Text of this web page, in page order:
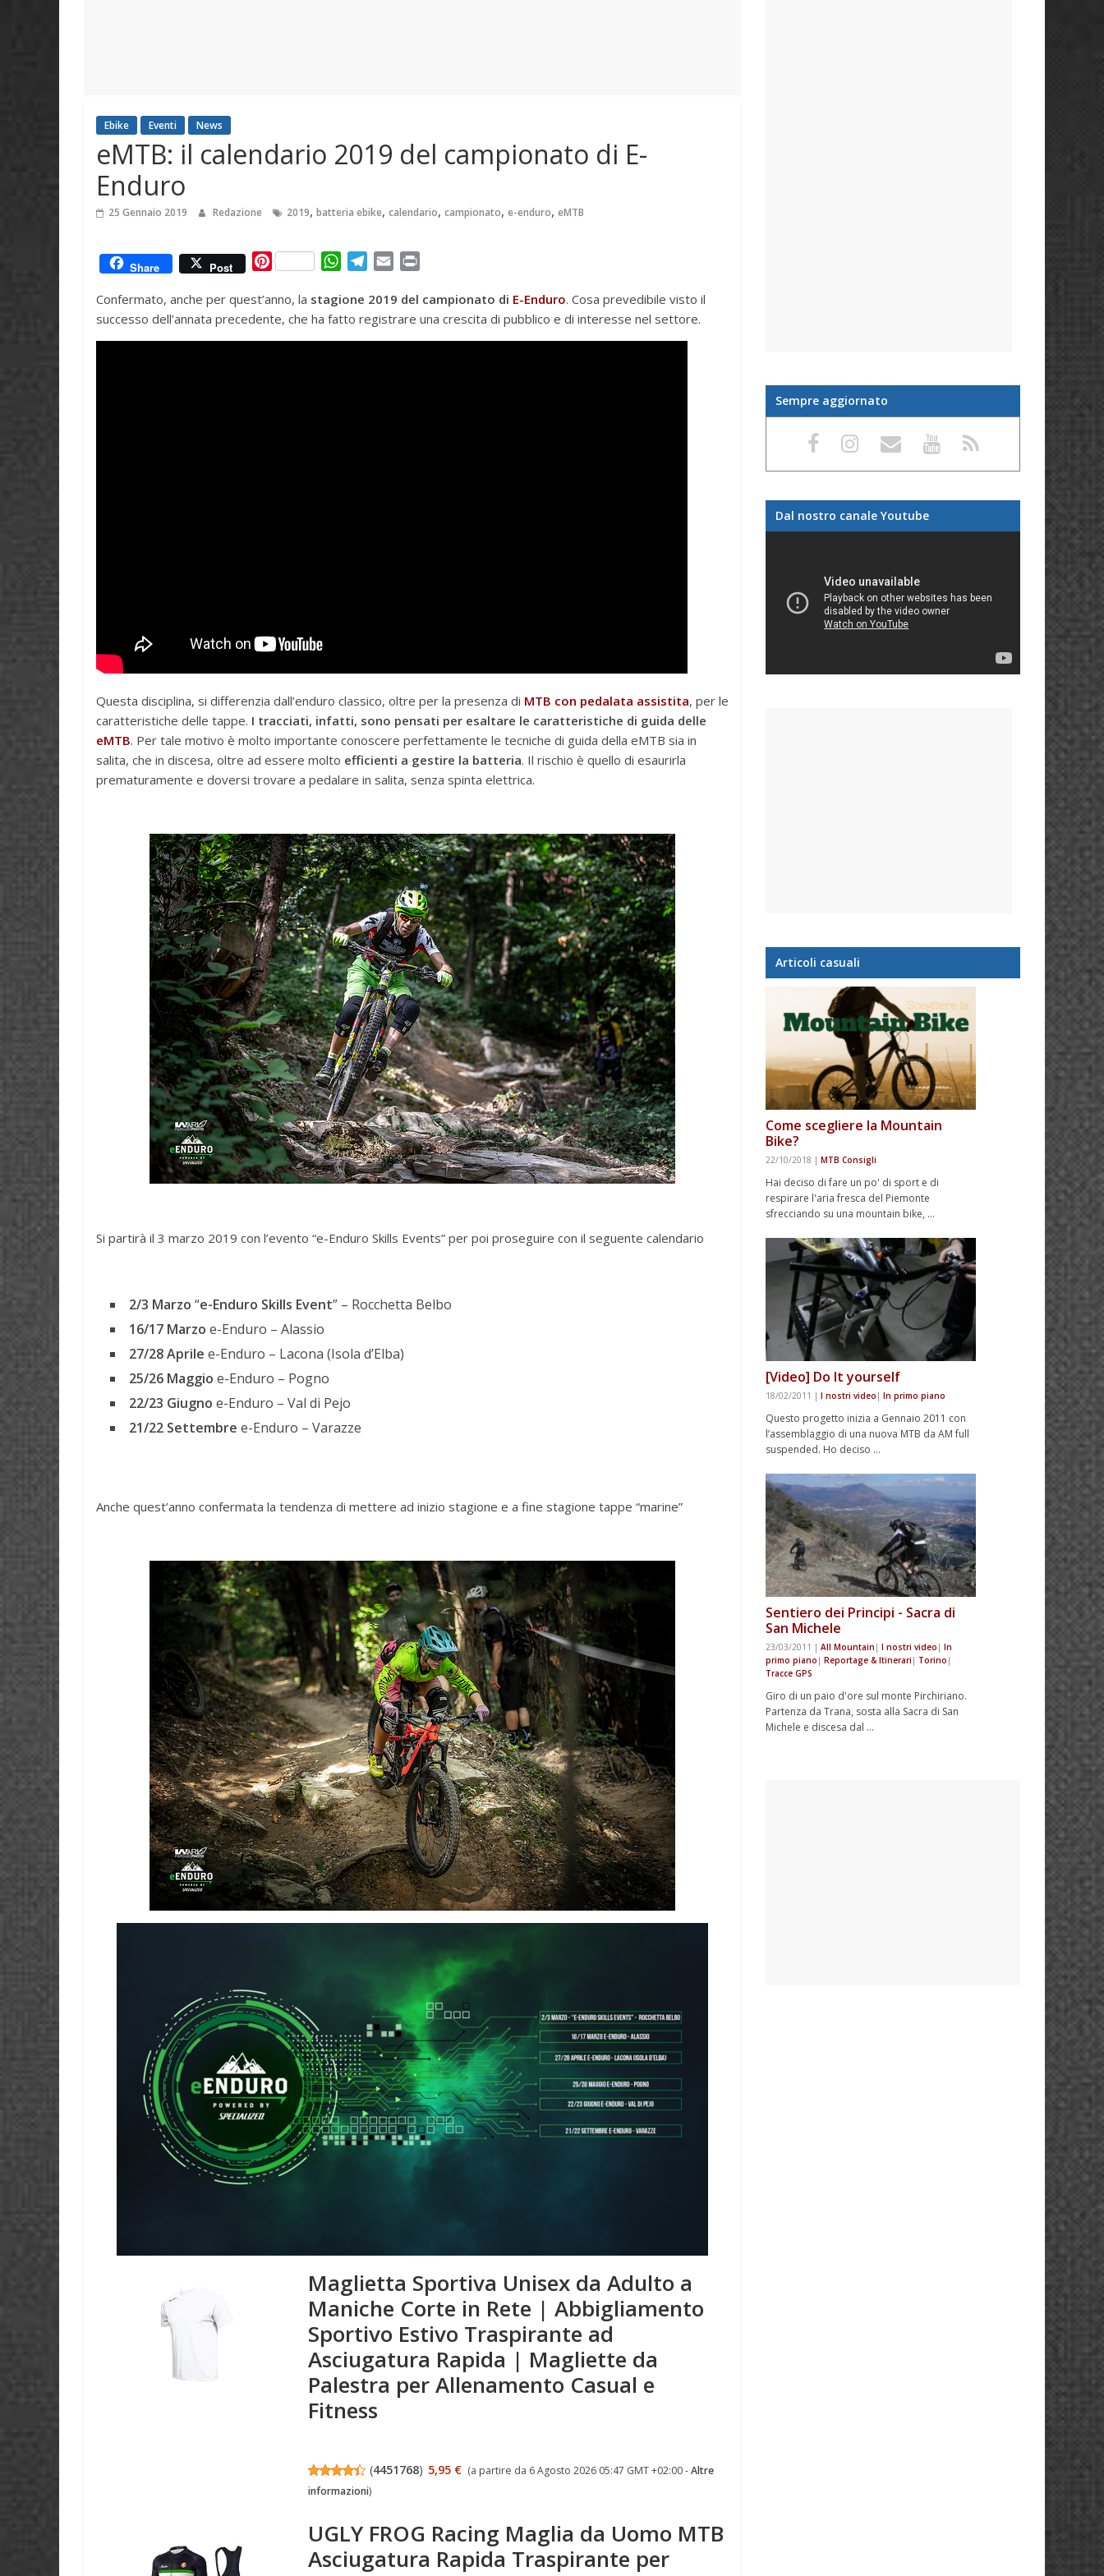
Ebike Eventi News
eMTB: il calendario 2019 del campionato di E-
Enduro
25 Gennaio 2019 Redazione 2019, batteria ebike, calendario, campionato, e-enduro, eMTB
Share Post
P
n
t
e
W
a
t
s
l
e
g
a
i
l
n
t
Confermato, anche per quest’anno, la stagione 2019 del campionato di E-Enduro. Cosa prevedibile visto il
successo dell’annata precedente, che ha fatto registrare una crescita di pubblico e di interesse nel settore.
Questa disciplina, si differenzia dall’enduro classico, oltre per la presenza di MTB con pedalata assistita, per le
caratteristiche delle tappe. I tracciati, infatti, sono pensati per esaltare le caratteristiche di guida delle
eMTB. Per tale motivo è molto importante conoscere perfettamente le tecniche di guida della eMTB sia in
salita, che in discesa, oltre ad essere molto efficienti a gestire la batteria. Il rischio è quello di esaurirla
prematuramente e doversi trovare a pedalare in salita, senza spinta elettrica.
Si partirà il 3 marzo 2019 con l’evento “e-Enduro Skills Events” per poi proseguire con il seguente calendario
2/3 Marzo “e-Enduro Skills Event” – Rocchetta Belbo
16/17 Marzo e-Enduro – Alassio
27/28 Aprile e-Enduro – Lacona (Isola d’Elba)
25/26 Maggio e-Enduro – Pogno
22/23 Giugno e-Enduro – Val di Pejo
21/22 Settembre e-Enduro – Varazze
Anche quest’anno confermata la tendenza di mettere ad inizio stagione e a fine stagione tappe “marine”
Maglietta Sportiva Unisex da Adulto a
Maniche Corte in Rete | Abbigliamento
Sportivo Estivo Traspirante ad
Asciugatura Rapida | Magliette da
Palestra per Allenamento Casual e
Fitness
(4451768) 5,95 € (a partire da 6 Agosto 2026 05:47 GMT +02:00 -Altre
informazioni)
UGLY FROG Racing Maglia da Uomo MTB
Asciugatura Rapida Traspirante per
Sempre aggiornato
Dal nostro canale Youtube
Articoli casuali
Come scegliere la Mountain
Bike?
22/10/2018 | MTB Consigli
Hai deciso di fare un po' di sport e di
respirare l'aria fresca del Piemonte
sfrecciando su una mountain bike, …
[Video] Do It yourself
18/02/2011 | I nostri video | In primo piano
Questo progetto inizia a Gennaio 2011 con
l’assemblaggio di una nuova MTB da AM full
suspended. Ho deciso …
Sentiero dei Principi - Sacra di
San Michele
23/03/2011 | All Mountain | I nostri video | In
primo piano | Reportage & Itinerari | Torino |
Tracce GPS
Giro di un paio d'ore sul monte Pirchiriano.
Partenza da Trana, sosta alla Sacra di San
Michele e discesa dal …